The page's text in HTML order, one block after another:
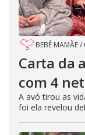
BEBÊ MAMÃE/
Carta da
com 4
A avó tirou as
foi ela revelou